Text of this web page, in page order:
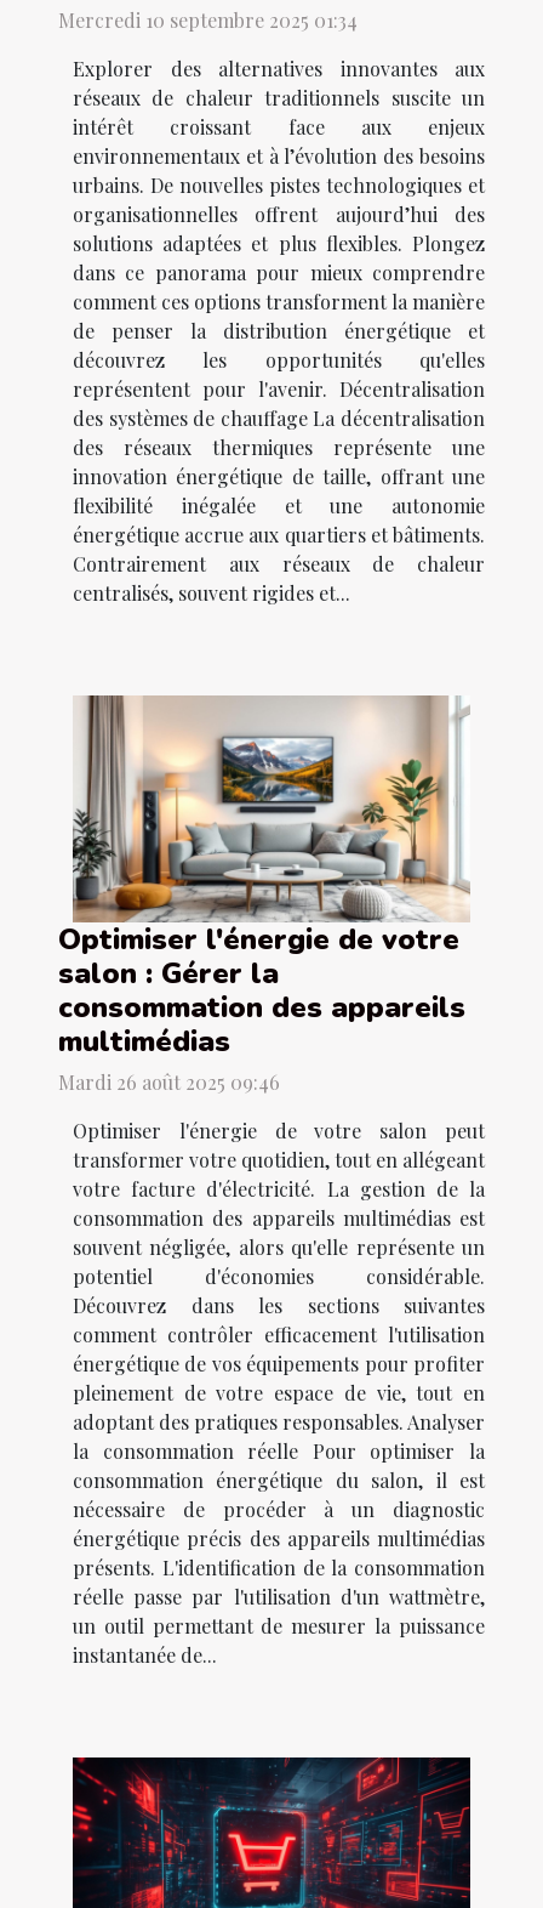
Mercredi 10 septembre 2025 01:34
Explorer des alternatives innovantes aux
réseaux de chaleur traditionnels suscite un
intérêt croissant face aux enjeux
environnementaux et à l’évolution des besoins
urbains. De nouvelles pistes technologiques et
organisationnelles offrent aujourd’hui des
solutions adaptées et plus flexibles. Plongez
dans ce panorama pour mieux comprendre
comment ces options transforment la manière
de penser la distribution énergétique et
découvrez les opportunités qu'elles
représentent pour l'avenir. Décentralisation
des systèmes de chauffage La décentralisation
des réseaux thermiques représente une
innovation énergétique de taille, offrant une
flexibilité inégalée et une autonomie
énergétique accrue aux quartiers et bâtiments.
Contrairement aux réseaux de chaleur
centralisés, souvent rigides et...
Optimiser l'énergie de votre
salon : Gérer la
consommation des appareils
multimédias
Mardi 26 août 2025 09:46
Optimiser l'énergie de votre salon peut
transformer votre quotidien, tout en allégeant
votre facture d'électricité. La gestion de la
consommation des appareils multimédias est
souvent négligée, alors qu'elle représente un
potentiel d'économies considérable.
Découvrez dans les sections suivantes
comment contrôler efficacement l'utilisation
énergétique de vos équipements pour profiter
pleinement de votre espace de vie, tout en
adoptant des pratiques responsables. Analyser
la consommation réelle Pour optimiser la
consommation énergétique du salon, il est
nécessaire de procéder à un diagnostic
énergétique précis des appareils multimédias
présents. L'identification de la consommation
réelle passe par l'utilisation d'un wattmètre,
un outil permettant de mesurer la puissance
instantanée de...